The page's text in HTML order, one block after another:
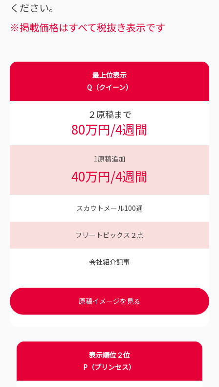
ください。
※掲載価格はすべて税抜き表示です
最上位表示
Q（クイーン）
２原稿まで
80万円/4週間
1原稿追加
40万円/4週間
スカウトメール100通
フリートピックス２点
会社紹介記事
原稿イメージを見る
表示順位２位
P（プリンセス）